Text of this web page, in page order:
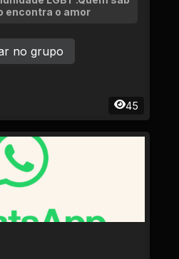
encontra o amor
45
no grupo